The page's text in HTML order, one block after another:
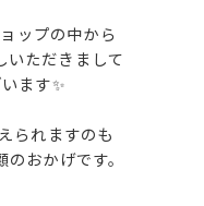
ップの中から
ただきまして
ます✨
られますのも
おかげです。